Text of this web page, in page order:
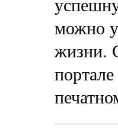
можно
жизни.